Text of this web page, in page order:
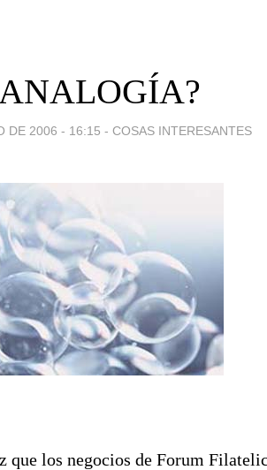
DE 2006 - 16:15 - COSAS INTERESANTES
que los negocios de Forum